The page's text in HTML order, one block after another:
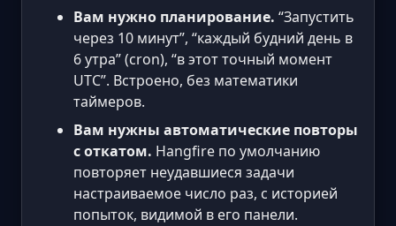
Вам нужно планирование. “Запустить
через 10 минут”, “каждый будний день в
6 утра” (cron), “в этот точный момент
UTC”. Встроено, без математики
таймеров.
Вам нужны автоматические повторы
с откатом. Hangfire по умолчанию
повторяет неудавшиеся задачи
настраиваемое число раз, с историей
попыток, видимой в его панели.